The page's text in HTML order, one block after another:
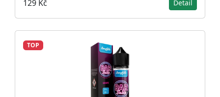
129 Kč Detail
TOP